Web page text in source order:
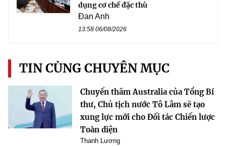
dụng cơ chế đặc thù
Đan Anh
13:58 06/08/2026
TIN CÙNG CHUYÊN MỤC
Chuyến thăm Australia của Tổng Bí
thư, Chủ tịch nước Tô Lâm sẽ tạo
xung lực mới cho Đối tác Chiến lược
Toàn diện
Thanh Lương